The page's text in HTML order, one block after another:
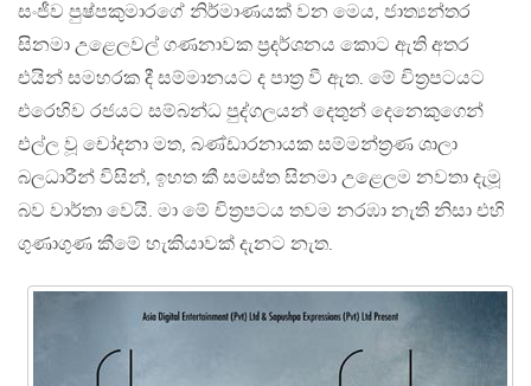
සංජීව පුෂ්පකුමාරගේ නිර්මාණයක් වන මෙය, ජාත්‍යන්තර
සිනමා උළෙලවල් ගණනාවක ප‍්‍රදර්ශනය කොට ඇති අතර
එයින් සමහරක දී සම්මානයට ද පාත‍්‍ර වී ඇත. මේ චිත‍්‍රපටයට
එරෙහිව රජයට සම්බන්ධ පුද්ගලයන් දෙතුන් දෙනෙකුගෙන්
එල්ල වූ චෝදනා මත, බණ්ඩාරනායක සම්මන්ත‍්‍රණ ශාලා
බලධාරීන් විසින්, ඉහත කී සමස්ත සිනමා උළෙලම නවතා දැමූ
බව වාර්තා වෙයි. මා මේ චිත‍්‍රපටය තවම නරඹා නැති නිසා එහි
ගුණාගුණ කීමේ හැකියාවක් දැනට නැත.